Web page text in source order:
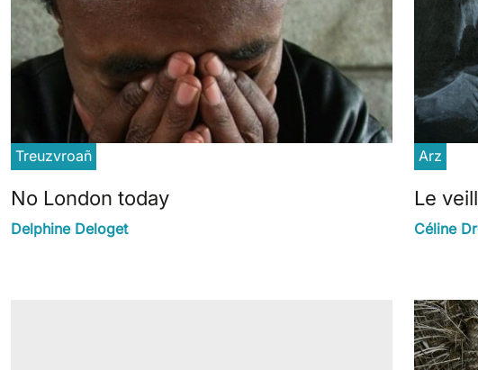
Treuzvroañ
No London today
Delphine Deloget
Arz
Le
Céline